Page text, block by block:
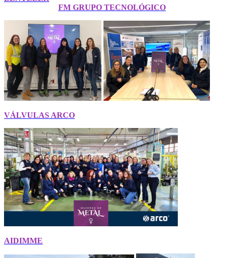
FM GRUPO TECNOLÓGICO
VÁLVULAS ARCO
AIDIMME